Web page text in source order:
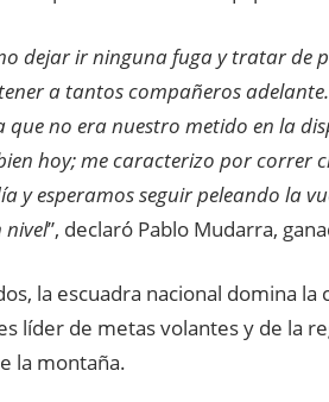
dejar ir ninguna fuga y tratar de
a tantos compañeros
no era nuestro metido en la
hoy; me caracterizo por correr
y esperamos seguir peleando la
nivel”, declaró Pablo Mudarra,
la escuadra nacional domina
líder de metas volantes y de la
la montaña.